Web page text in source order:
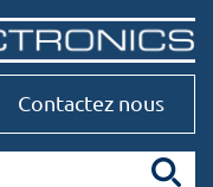
Contactez nous